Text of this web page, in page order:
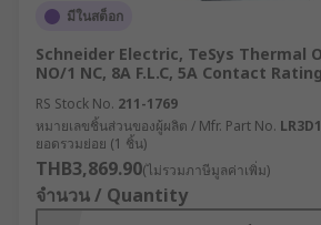
มีในสต็อก
Schneider Electric, TeSys Thermal
NO/1 NC, 8A F.L.C, 5A Contact
RS Stock No. 211-1769
หมายเลขชิ้นส่วนของผู้ผลิต / Mfr. Part No.
ยอดรวมย่อย (1 ชิ้น)
THB3,869.90(ไม่รวมภาษีมูลค่าเพิ่ม)
จำนวน / Quantity